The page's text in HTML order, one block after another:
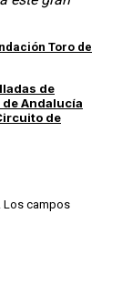
Toro de
de
Andalucía
de
Los campos